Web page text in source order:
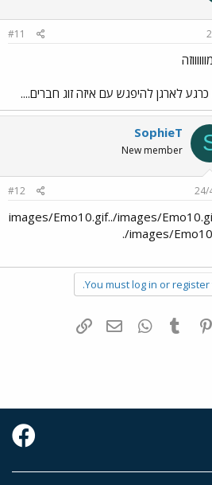
#11
לארגן להיפגש עם איזה זוג חברים....
SophieT
New member
24/
#12
../images/Emo10.gif../images/
./images/
You must log in or
Pinterest
Tumblr
WhatsAppדואר אלקטרוני